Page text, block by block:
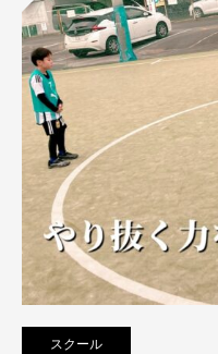
スクール